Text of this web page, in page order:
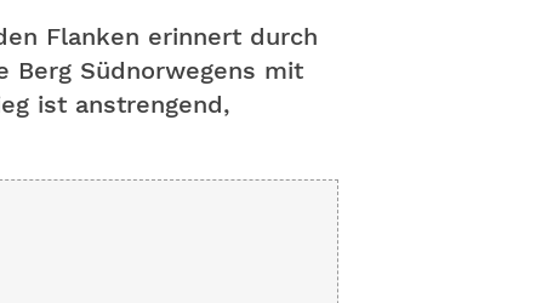
Flanken erinnert durch
Berg Südnorwegens mit
ist anstrengend,